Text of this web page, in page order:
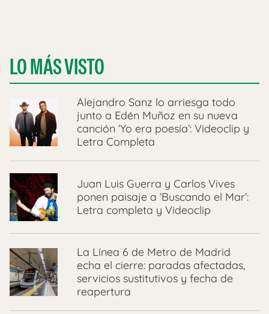
LO MÁS VISTO
Alejandro Sanz lo arriesga todo
junto a Edén Muñoz en su nueva
canción ‘Yo era poesía’: Videoclip y
Letra Completa
Juan Luis Guerra y Carlos Vives
ponen paisaje a ‘Buscando el Mar’:
Letra completa y Videoclip
La Línea 6 de Metro de Madrid
echa el cierre: paradas afectadas,
servicios sustitutivos y fecha de
reapertura